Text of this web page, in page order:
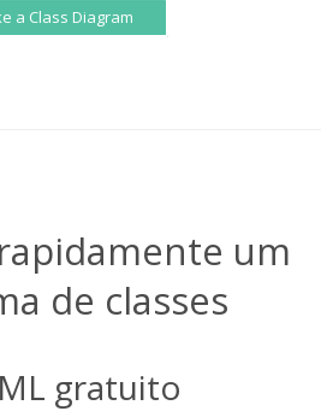
a Class Diagram
um
de classes
gratuito